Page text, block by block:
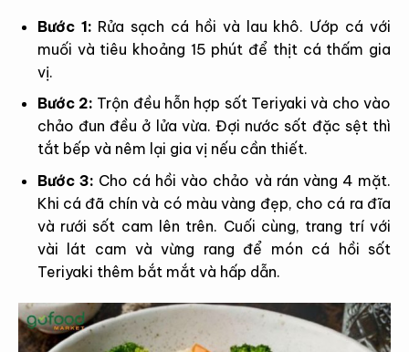
Bước 1: Rửa sạch cá hồi và lau khô. Ướp cá với
muối và tiêu khoảng 15 phút để thịt cá thấm gia
vị.
Bước 2: Trộn đều hỗn hợp sốt Teriyaki và cho vào
chảo đun đều ở lửa vừa. Đợi nước sốt đặc sệt thì
tắt bếp và nêm lại gia vị nếu cần thiết.
Bước 3: Cho cá hồi vào chảo và rán vàng 4 mặt.
Khi cá đã chín và có màu vàng đẹp, cho cá ra đĩa
và rưới sốt cam lên trên. Cuối cùng, trang trí với
vài lát cam và vừng rang để món cá hồi sốt
Teriyaki thêm bắt mắt và hấp dẫn.